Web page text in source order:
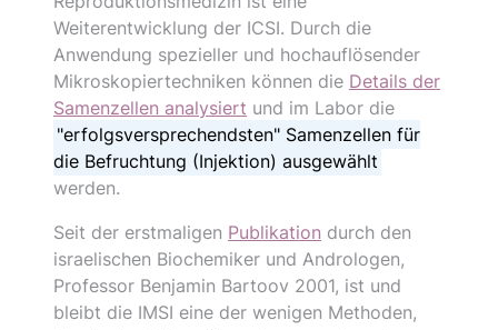
Weiterentwicklung der ICSI. Durch die
Anwendung spezieller und hochauflösender
Mikroskopiertechniken können die Details der
Samenzellen analysiert und im Labor die
"erfolgsversprechendsten" Samenzellen für
die Befruchtung (Injektion) ausgewählt
werden.
Seit der erstmaligen Publikation durch den
israelischen Biochemiker und Andrologen,
Professor Benjamin Bartoov 2001, ist und
bleibt die IMSI eine der wenigen Methoden,